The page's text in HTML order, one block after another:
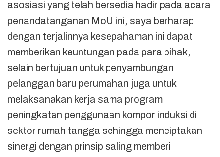
asosiasi yang telah bersedia hadir pada acara
penandatanganan MoU ini, saya berharap
dengan terjalinnya kesepahaman ini dapat
memberikan keuntungan pada para pihak,
selain bertujuan untuk penyambungan
pelanggan baru perumahan juga untuk
melaksanakan kerja sama program
peningkatan penggunaan kompor induksi di
sektor rumah tangga sehingga menciptakan
sinergi dengan prinsip saling memberi